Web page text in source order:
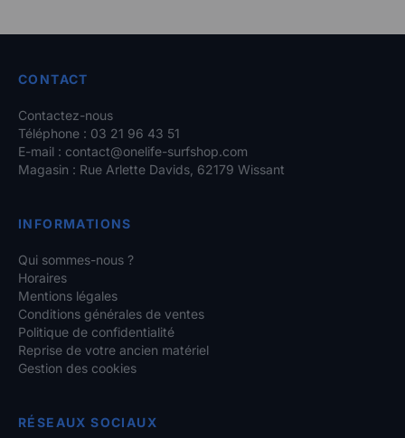
CONTACT
Contactez-nous
Téléphone : 03 21 96 43 51
E-mail : contact@onelife-surfshop.com
Magasin : Rue Arlette Davids, 62179 Wissant
INFORMATIONS
Qui sommes-nous ?
Horaires
Mentions légales
Conditions générales de ventes
Politique de confidentialité
Reprise de votre ancien matériel
Gestion des cookies
RÉSEAUX SOCIAUX